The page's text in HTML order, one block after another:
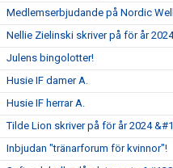
Medlemserbjudande på Nordic
Nellie Zielinski skriver på för år
Julens bingolotter!
Husie IF damer A.
Husie IF herrar A.
Tilde Lion skriver på för år 2024
Inbjudan "tränarforum för kvinnor"!